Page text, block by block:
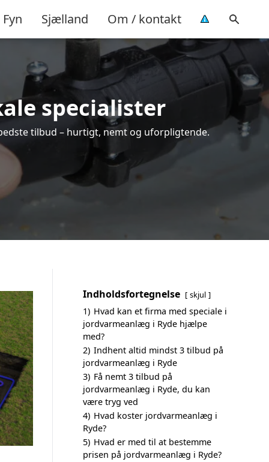
Fyn Sjælland Om / kontakt
specialister
tilbud – hurtigt, nemt og uforpligtende.
Indholdsfortegnelse skjul
1) Hvad kan et firma med speciale i
jordvarmeanlæg i Ryde hjælpe
med?
2) Indhent altid mindst 3 tilbud på
jordvarmeanlæg i Ryde
3) Få nemt 3 tilbud på
jordvarmeanlæg i Ryde, du kan
være tryg ved
4) Hvad koster jordvarmeanlæg i
Ryde?
5) Hvad er med til at bestemme
prisen på jordvarmeanlæg i Ryde?